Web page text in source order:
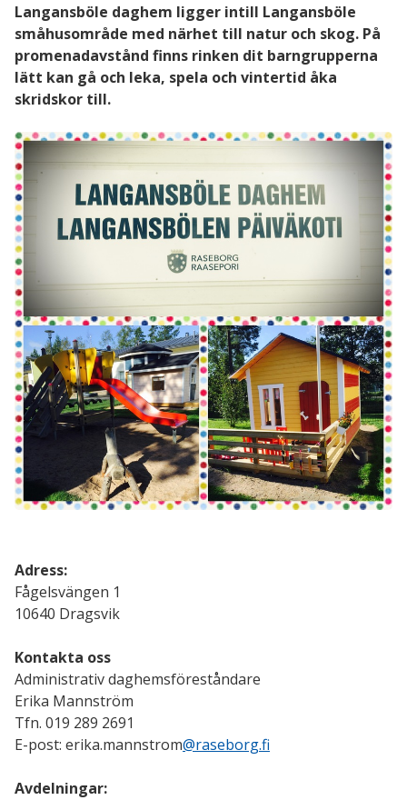
Langansböle daghem ligger intill Langansböle
småhusområde med närhet till natur och skog. På
promenadavstånd finns rinken dit barngrupperna
lätt kan gå och leka, spela och vintertid åka
skridskor till.
Adress:
Fågelsvängen 1
10640 Dragsvik
Kontakta oss
Administrativ daghemsföreståndare
Erika Mannström
Tfn. 019 289 2691
E-post: erika.mannstrom@raseborg.fi
Avdelningar: